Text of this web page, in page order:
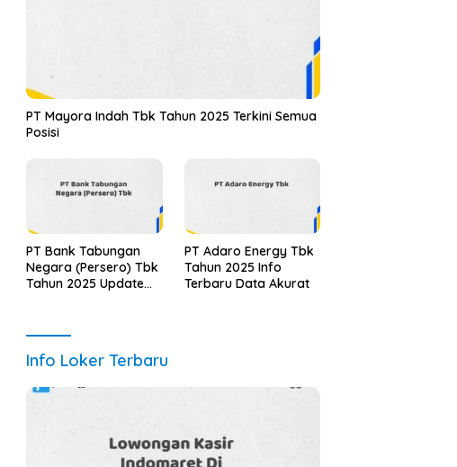
PT Mayora Indah Tbk Tahun 2025 Terkini Semua
Posisi
PT Bank Tabungan
Negara (Persero) Tbk
Tahun 2025 Update
PT Adaro Energy Tbk
Tahun 2025 Info
Terbaru Data Akurat
Info Loker Terbaru